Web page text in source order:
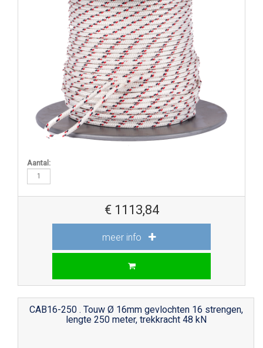
Aantal:
€ 1113,84
meer info
CAB16-250 . Touw Ø 16mm gevlochten 16 strengen,
lengte 250 meter, trekkracht 48 kN